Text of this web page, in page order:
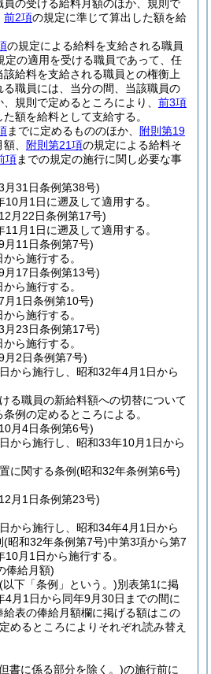
の受ける給料月額のほか、規則で
前2項の規定に準じて算出した額を給
の規定による給料を支給される職員
定の適用を受ける職員であって、任
該給料を支給される職員との権衡上
職員には、当分の間、当該職員の
規則で定めるところにより、 前3項
額を給料として支給する。
までに定めるもののほか、
附則第19
、 附則第21項の規定による給料そ
項までの規定の施行に関し必要な事
月31日条例第38号)
月1日に遡及して適用する。
月22日条例第17号)
月1日に遡及して適用する。
月11日条例第7号)
ら施行する。
月17日条例第13号)
ら施行する。
月1日条例第10号)
ら施行する。
月23日条例第17号)
ら施行する。
月2日条例第7号)
から施行し、昭和32年4月1日から
る職員の新給料額への切替について
例の定めるところによる。
月4日条例第6号)
から施行し、昭和33年10月1日から
に関する条例(昭和32年条例第6号)
月1日条例第23号)
から施行し、昭和34年4月1日から
(昭和32年条例第7号)中第3項から第7
月1日から施行する。
俸給月額)
(以下「条例」という。)別表第1に掲
4月1日から同年9月30日までの間に
表の俸給月額欄に掲げる額はこの
めるところによりそれぞれ読み替え
書に係る部分を除く。)の施行前に